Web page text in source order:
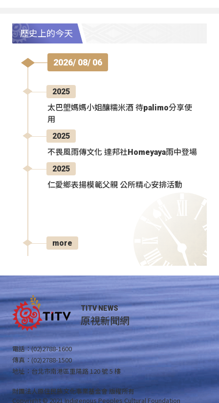
歷史上的今天
2026/ 08/ 06
2025
太巴塱媽媽小姐釀糯米酒 待palimo分享使
用
2025
不畏風雨傳文化 達邦社Homeyaya雨中登場
2025
仁愛鄉表揚模範父親 公所精心安排活動
more
TITV NEWS
原視新聞網
電話：(02)2788-1600
傳真：(02)2788-1500
地址：台北市南港區重陽路 120 號 5 樓
財團法人原住民族文化事業基金會 版權所有
Copyright © 2021 Indigenous Peoples Cultural Foundation